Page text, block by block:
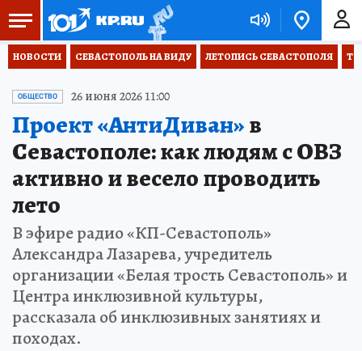
НОВОСТИ СЕВАСТОПОЛЬ НА ВИДУ ЛЕТОПИСЬ СЕВАСТОПОЛЯ
ОБЩЕСТВО 26 июня 2026 11:00
Проект «АнтиДиван»в
Севастополе: как людям с ОВЗ
активно и весело проводить
лето
В эфире радио «КП-Севастополь»
Александра Лазарева, учредитель
организации «Белая трость Севастополь» и
Центра инклюзивной культуры,
рассказала об инклюзивных занятиях и
походах.